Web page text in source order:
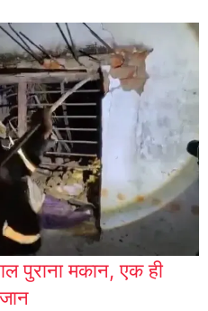
पुराना मकान, एक ही